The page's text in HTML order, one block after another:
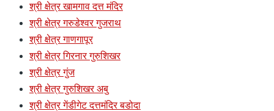
श्री क्षेत्र खामगाव दत्त मंदिर
श्री क्षेत्र गरुडेश्वर गुजराथ
श्री क्षेत्र गाणगापूर
श्री क्षेत्र गिरनार गुरुशिखर
श्री क्षेत्र गुंज
श्री क्षेत्र गुरुशिखर अबु
श्री क्षेत्र गेंडीगेट दत्तमंदिर बडोदा